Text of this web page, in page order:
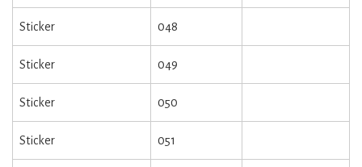
Sticker 048
Sticker 049
Sticker 050
Sticker 051